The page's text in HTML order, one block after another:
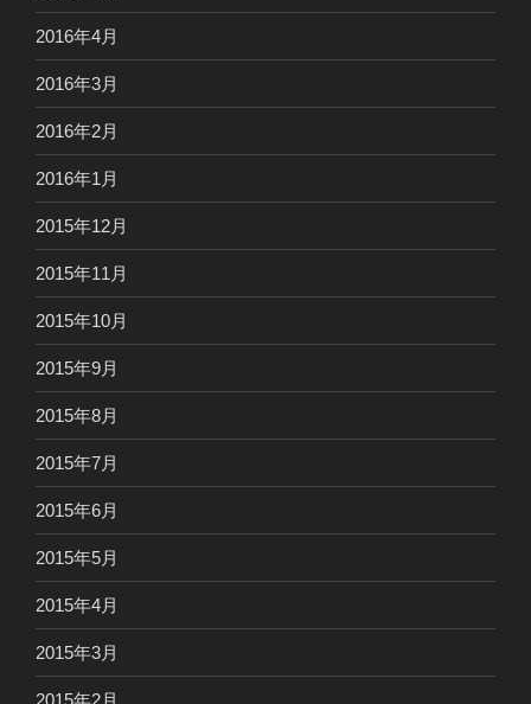
2016年4月
2016年3月
2016年2月
2016年1月
2015年12月
2015年11月
2015年10月
2015年9月
2015年8月
2015年7月
2015年6月
2015年5月
2015年4月
2015年3月
2015年2月